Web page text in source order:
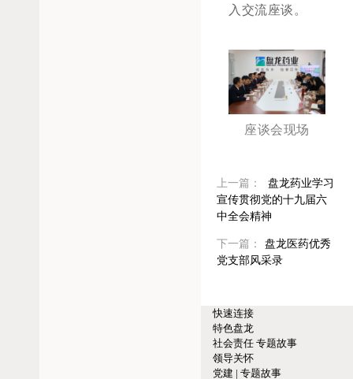
入交流座谈。
座谈会现场
上一篇：
盘龙药业学习
宣传贯彻党的十九届六
中全会精神
下一篇：
盘龙医药优秀
党支部风采录
快速连接
特色盘龙
社会责任 专题故事
领导关怀
党建 | 专题故事